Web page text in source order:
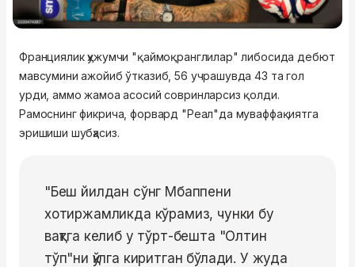
Франциялик ҳужумчи "қаймоқранглилар" либосида дебют
мавсумини ажойиб ўтказиб, 56 учрашувда 43 та гол
урди, аммо жамоа асосий совринларсиз қолди.
Рамоснинг фикрича, форвард "Реал"да муваффақиятга
эришиши шубҳасиз.
"Беш йилдан сўнг Мбаппени
хотиржамликда кўрамиз, чунки бу
вақтга келиб у тўрт-бешта "Олтин
тўп"ни қўлга киритган бўлади. У жуда